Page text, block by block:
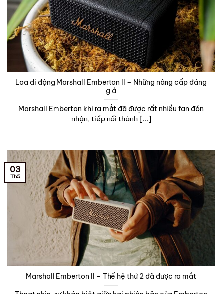
Loa di động Marshall Emberton II – Những nâng cấp đáng
giá
Marshall Emberton khi ra mắt đã được rất nhiều fan đón
nhận, tiếp nối thành [...]
Marshall Emberton II – Thế hệ thứ 2 đã được ra mắt
03
Th5